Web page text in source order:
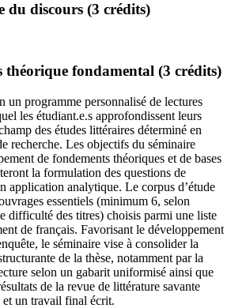
du discours (3 crédits)
fondamental (3 crédits)
un programme personnalisé de lectures
les étudiant.e.s approfondissent leurs
des études littéraires déterminé en
recherche. Les objectifs du séminaire
de fondements théoriques et de bases
la formulation des questions de
application analytique. Le corpus d’étude
essentiels (minimum 6, selon
difficulté des titres) choisis parmi une liste
de français. Favorisant le développement
le séminaire vise à consolider la
de la thèse, notamment par la
selon un gabarit uniformisé ainsi que
de la revue de littérature savante
et un travail final écrit.